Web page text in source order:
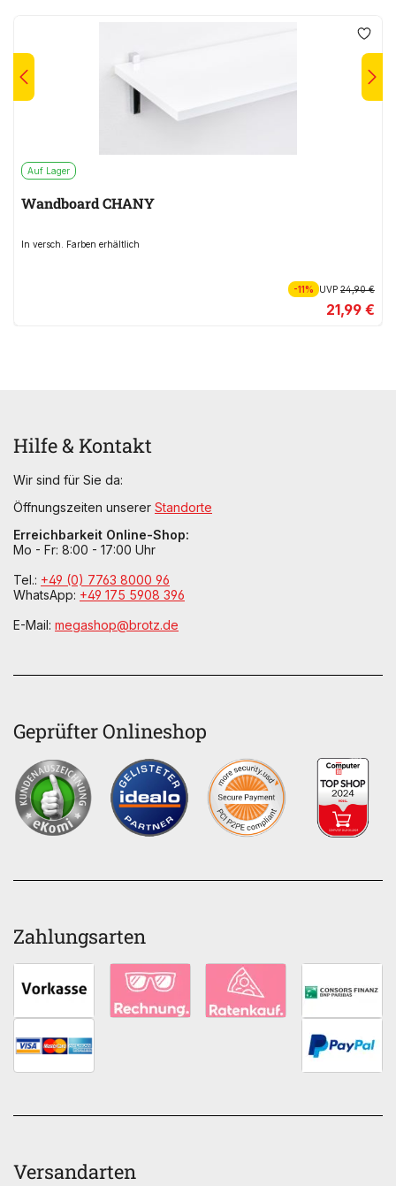
Auf Lager
Wandboard CHANY
In versch. Farben erhältlich
-11% UVP24,90 €
21,99 €
Hilfe & Kontakt
Wir sind für Sie da:
Öffnungszeiten unserer Standorte
Erreichbarkeit Online-Shop:
Mo - Fr: 8:00 - 17:00 Uhr
Tel.: +49 (0) 7763 8000 96
WhatsApp: +49 175 5908 396
E-Mail: megashop@brotz.de
Geprüfter Onlineshop
Zahlungsarten
Versandarten